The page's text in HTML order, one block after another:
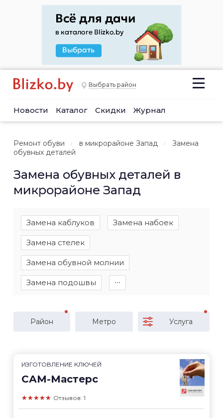
Выбрать район
Новости Каталог Скидки Журнал
Ремонт обуви в микрорайоне Запад
Замена
обувных деталей
Замена обувных деталей в
микрорайоне Запад
Замена каблуков Замена набоек
Замена стелек
Замена обувной молнии
Замена подошвы ∙∙∙
Район Метро Услуга
ИЗГОТОВЛЕНИЕ КЛЮЧЕЙ
САМ-Мастерс
★★★★★ Отзывов: 1